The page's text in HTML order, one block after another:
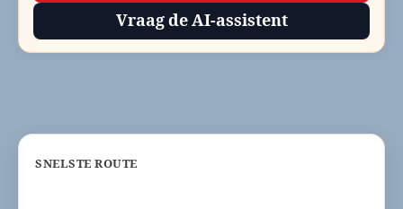
Vraag de AI-assistent
SNELSTE ROUTE